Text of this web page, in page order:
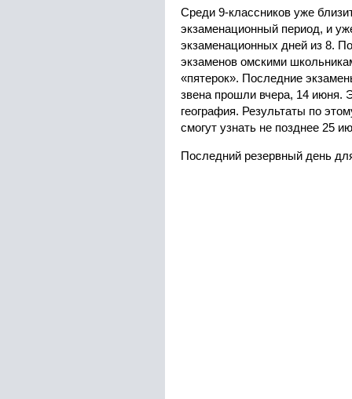
Среди 9-классников уже
экзаменационный период, и
экзаменационных дней из 8.
экзаменов омскими
«пятерок». Последние
звена прошли вчера, 14 июня.
география. Результаты по
смогут узнать не позднее 25
Последний резервный день